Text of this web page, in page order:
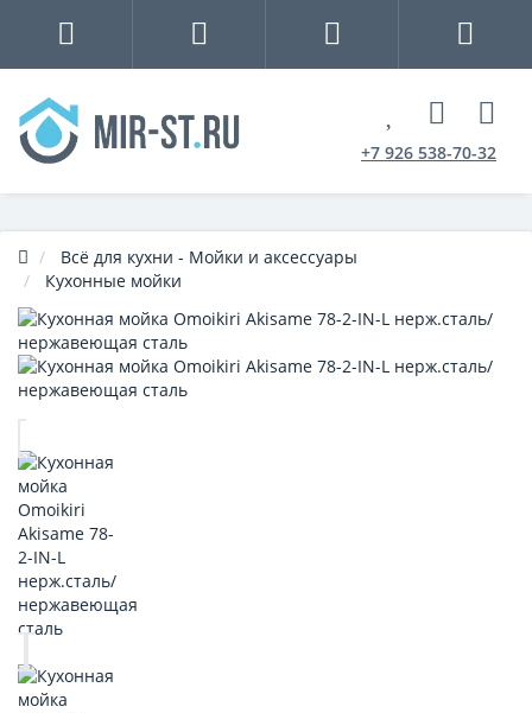
+7 926 538-70-32
Всё для кухни - Мойки и аксессуары
Кухонные мойки